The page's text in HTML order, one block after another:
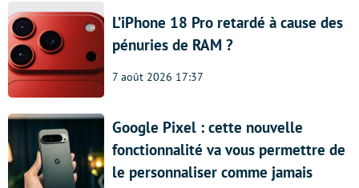
L’iPhone 18 Pro retardé à cause des
pénuries de RAM ?
7 août 2026 17:37
Google Pixel : cette nouvelle
fonctionnalité va vous permettre de
le personnaliser comme jamais